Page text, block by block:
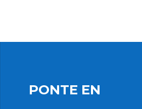
PONTE EN